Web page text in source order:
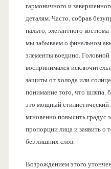
гармоничного и
деталям. Часто, собрав
пальто, элегантного
мы забываем о финальном
элементы воедино.
воспринимался
защиты от холода или
понимание того, что шляпа,
это мощный
мгновенно повысить градус
пропорции лица и заявить о
без лишних слов.
Возрождением этого